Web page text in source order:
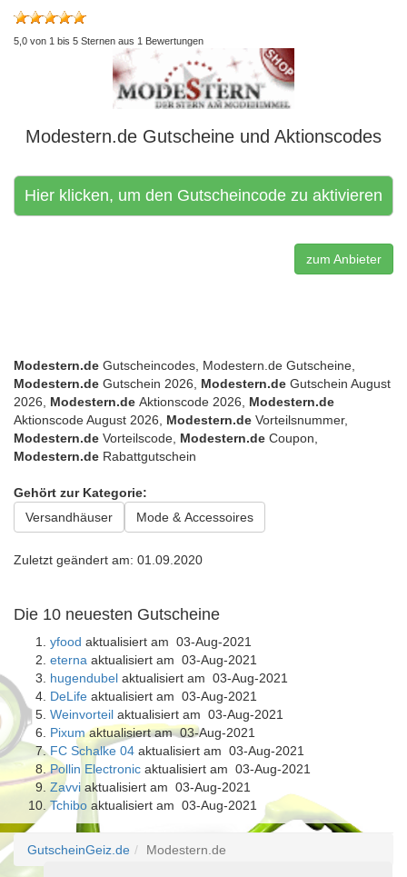
5,0 von 1 bis 5 Sternen aus 1 Bewertungen
Modestern.de Gutscheine und Aktionscodes
Hier klicken, um den Gutscheincode zu aktivieren
zum Anbieter
Modestern.de Gutscheincodes, Modestern.de Gutscheine,
Modestern.de Gutschein 2026, Modestern.de Gutschein August
2026, Modestern.de Aktionscode 2026, Modestern.de
Aktionscode August 2026, Modestern.de Vorteilsnummer,
Modestern.de Vorteilscode, Modestern.de Coupon,
Modestern.de Rabattgutschein
Gehört zur Kategorie:
Versandhäuser
Mode & Accessoires
Zuletzt geändert am: 01.09.2020
Die 10 neuesten Gutscheine
yfood aktualisiert am 03-Aug-2021
eterna aktualisiert am 03-Aug-2021
hugendubel aktualisiert am 03-Aug-2021
DeLife aktualisiert am 03-Aug-2021
Weinvorteil aktualisiert am 03-Aug-2021
Pixumaktualisiert am 03-Aug-2021
FC Schalke 04 aktualisiert am 03-Aug-2021
Pollin Electronic aktualisiert am 03-Aug-2021
Zavvi aktualisiert am 03-Aug-2021
Tchibo aktualisiert am 03-Aug-2021
GutscheinGeiz.de Modestern.de